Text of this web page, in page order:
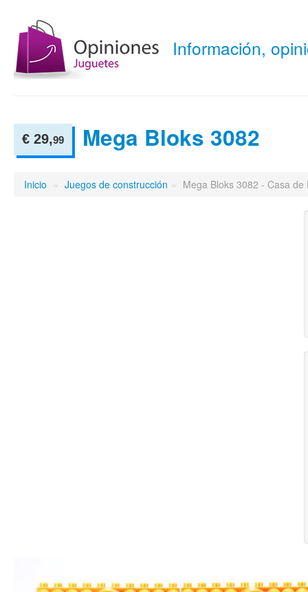
Información,
€ 29,99 Mega Bloks 3082
Inicio » Juegos de construcción » Mega Bloks 3082 - Casa